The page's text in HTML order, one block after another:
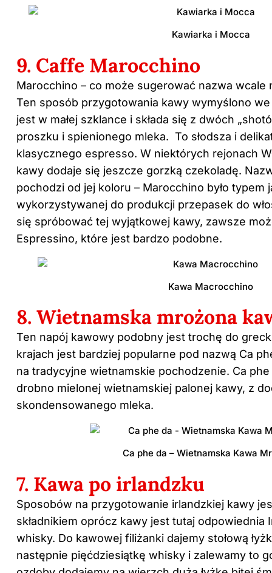
Kawiarka i Mocca
9. Caffe Marocchino
Marocchino – co może sugerować nazwa wcale
Ten sposób przygotowania kawy wymyślono we
jest w małej szklance i składa się z dwóch
proszku i spienionego mleka. To słodsza i
klasycznego espresso. W niektórych rejonach
kawy dodaje się jeszcze gorzką czekoladę.
pochodzi od jej koloru – Marocchino było typem
wykorzystywanej do produkcji przepasek do
się spróbować tej wyjątkowej kawy, zawsze
Espressino, które jest bardzo podobne.
Kawa Macrocchino
8. Wietnamska mrożona
Ten napój kawowy podobny jest trochę do
krajach jest bardziej popularne pod nazwą Ca
na tradycyjne wietnamskie pochodzenie. Ca
drobno mielonej wietnamskiej palonej kawy, z
skondensowanego mleka.
Ca phe da – Wietnamska Kawa
7. Kawa po irlandzku
Sposobów na przygotowanie irlandzkiej kawy
składnikiem oprócz kawy jest tutaj odpowiednia
whisky. Do kawowej filiżanki dajemy stołową
następnie pięćdziesiątkę whisky i zalewamy to